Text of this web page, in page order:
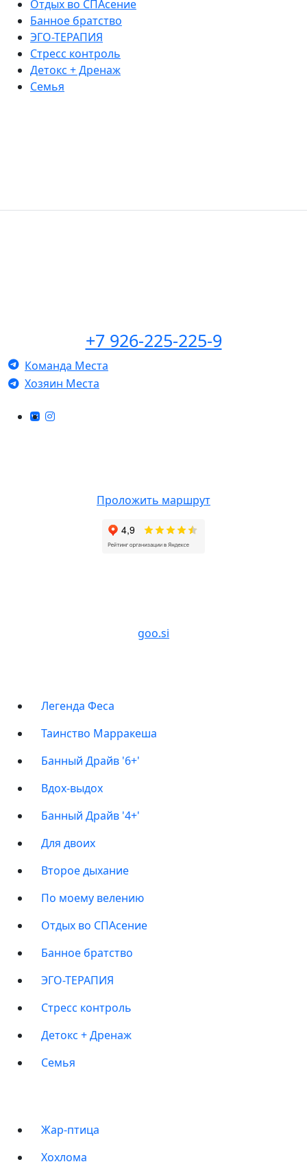
Отдых во СПАсение
Банное братство
ЭГО-ТЕРАПИЯ
Стресс контроль
Детокс + Дренаж
Семья
+7 926-225-225-9
Команда Места
Хозяин Места
Проложить маршрут
goo.si
Легенда Феса
Таинство Марракеша
Банный Драйв '6+'
Вдох-выдох
Банный Драйв '4+'
Для двоих
Второе дыхание
По моему велению
Отдых во СПАсение
Банное братство
ЭГО-ТЕРАПИЯ
Стресс контроль
Детокс + Дренаж
Семья
Жар-птица
Хохлома